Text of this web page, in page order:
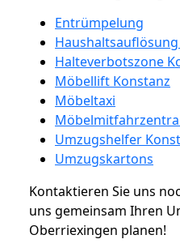
Entrümpelung
Halteverbotszone
Möbellift Konstanz
Möbeltaxi
Umzugshelfer
Umzugskartons
Kontaktieren Sie uns
uns gemeinsam Ihren
Oberriexingen planen!